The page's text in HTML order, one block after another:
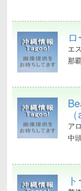
エ
那
ア
中